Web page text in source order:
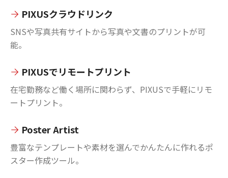
PIXUSクラウドリンク
SNSや写真共有サイトから写真や文書のプリントが可
能。
PIXUSでリモートプリント
在宅勤務など働く場所に関わらず、PIXUSで手軽にリモ
ートプリント。
Poster Artist
豊富なテンプレートや素材を選んでかんたんに作れるポ
スター作成ツール。